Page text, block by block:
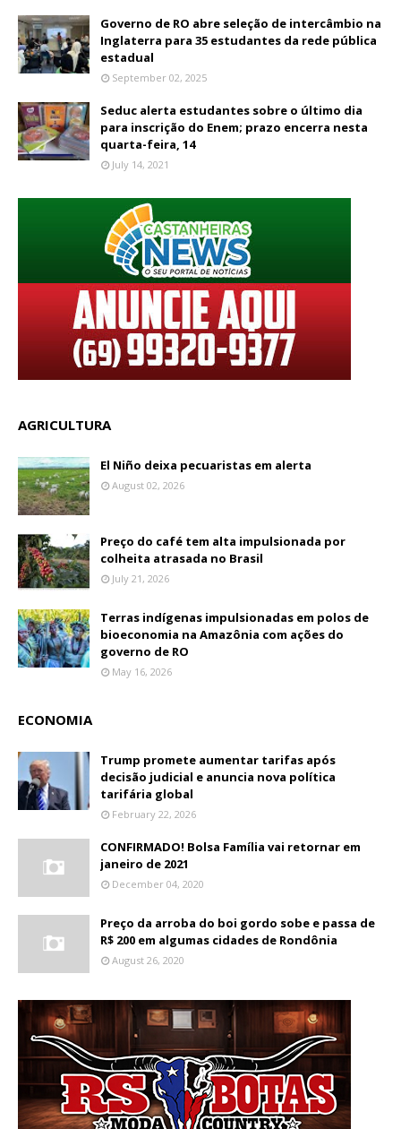
Governo de RO abre seleção de intercâmbio na
Inglaterra para 35 estudantes da rede pública
estadual
September 02, 2025
Seduc alerta estudantes sobre o último dia
para inscrição do Enem; prazo encerra nesta
quarta-feira, 14
July 14, 2021
AGRICULTURA
El Niño deixa pecuaristas em alerta
August 02, 2026
Preço do café tem alta impulsionada por
colheita atrasada no Brasil
July 21, 2026
Terras indígenas impulsionadas em polos de
bioeconomia na Amazônia com ações do
governo de RO
May 16, 2026
ECONOMIA
Trump promete aumentar tarifas após
decisão judicial e anuncia nova política
tarifária global
February 22, 2026
CONFIRMADO! Bolsa Família vai retornar em
janeiro de 2021
December 04, 2020
Preço da arroba do boi gordo sobe e passa de
R$ 200 em algumas cidades de Rondônia
August 26, 2020